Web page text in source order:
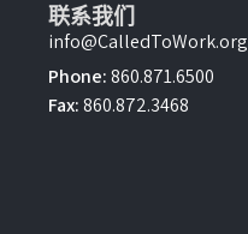
联系我们
info@CalledToWork.org
Phone:860.871.6500
Fax:860.872.3468